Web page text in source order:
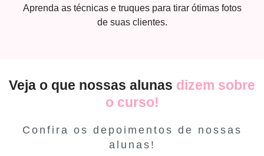
Aprenda as técnicas e truques para tirar ótimas fotos
de suas clientes.
Veja o que nossas alunas dizem sobre
o curso!
Confira os depoimentos de nossas
alunas!